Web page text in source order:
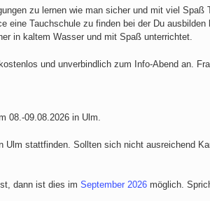
zu lernen wie man sicher und mit viel Spaß
eine Tauchschule zu finden bei der Du
in kaltem Wasser und mit Spaß unterrichtet.
und unverbindlich zum Info-Abend an.
08.-09.08.2026 in Ulm.
stattfinden. Sollten sich nicht ausreichend
dann ist dies im September 2026 möglich.